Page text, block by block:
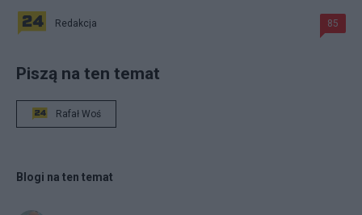
Redakcja 85
Piszą na ten temat
Rafał Woś
Blogi na ten temat